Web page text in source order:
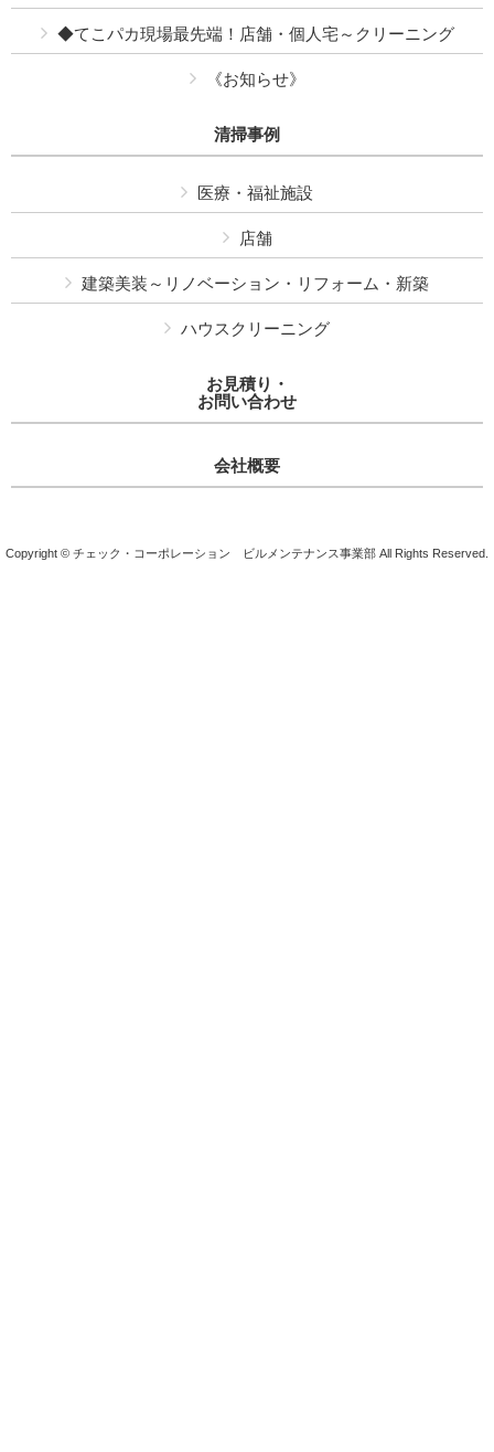
◆てこパカ現場最先端！店舗・個人宅～クリーニング
《お知らせ》
清掃事例
医療・福祉施設
店舗
建築美装～リノベーション・リフォーム・新築
ハウスクリーニング
お見積り・
お問い合わせ
会社概要
Copyright © チェック・コーポレーション ビルメンテナンス事業部 All Rights Reserved.